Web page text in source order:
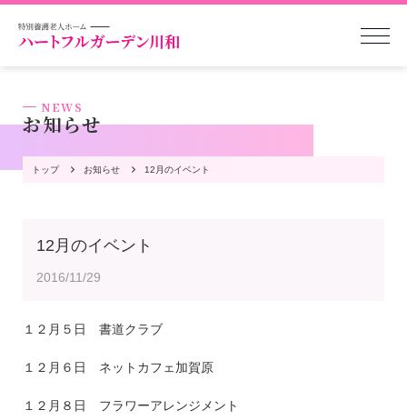
NEWS
お知らせ
トップ お知らせ 12月のイベント
12月のイベント
2016/11/29
１２月５日 書道クラブ
１２月６日 ネットカフェ加賀原
１２月８日 フラワーアレンジメント